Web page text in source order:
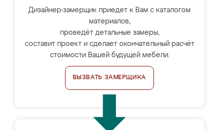
Дизайнер-замерщик приедет к Вам с каталогом
материалов,
проведёт детальные замеры,
составит проект и сделает окончательный расчёт
стоимости Вашей будущей мебели.
ВЫЗВАТЬ ЗАМЕРЩИКА